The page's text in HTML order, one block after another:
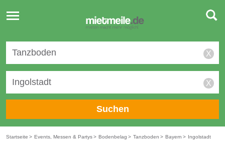
Toggle
navigation
X
X
Suchen
Startseite > Events, Messen & Partys> Bodenbelag > Tanzboden > Bayern > Ingolstadt